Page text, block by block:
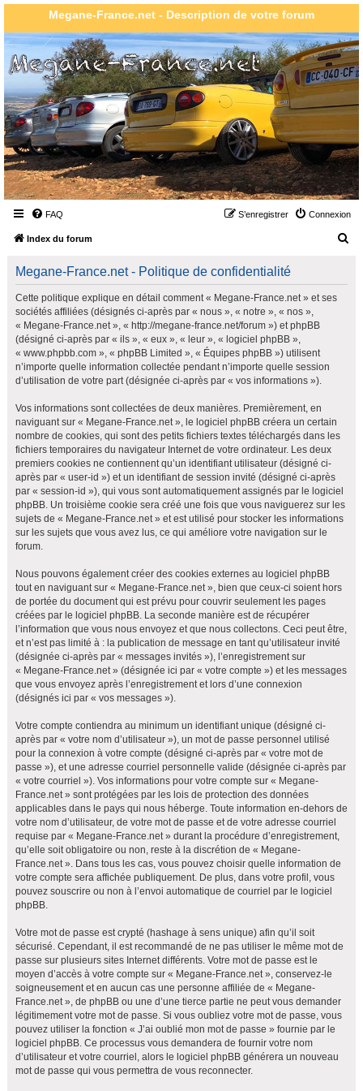
Megane-France.net - Description de votre forum
FAQ Connexion
S’enregistrer
Index du forum
Megane-France.net - Politique de confidentialité
Cette politique explique en détail comment « Megane-France.net » et ses
sociétés affiliées (désignés ci-après par « nous », « notre », « nos »,
« Megane-France.net », « http://megane-france.net/forum ») et phpBB
(désigné ci-après par « ils », « eux », « leur », « logiciel phpBB »,
« www.phpbb.com », « phpBB Limited », « Équipes phpBB ») utilisent
n’importe quelle information collectée pendant n’importe quelle session
d’utilisation de votre part (désignée ci-après par « vos informations »).
Vos informations sont collectées de deux manières. Premièrement, en
naviguant sur « Megane-France.net », le logiciel phpBB créera un certain
nombre de cookies, qui sont des petits fichiers textes téléchargés dans les
fichiers temporaires du navigateur Internet de votre ordinateur. Les deux
premiers cookies ne contiennent qu’un identifiant utilisateur (désigné ci-
après par « user-id ») et un identifiant de session invité (désigné ci-après
par « session-id »), qui vous sont automatiquement assignés par le logiciel
phpBB. Un troisième cookie sera créé une fois que vous naviguerez sur les
sujets de « Megane-France.net » et est utilisé pour stocker les informations
sur les sujets que vous avez lus, ce qui améliore votre navigation sur le
forum.
Nous pouvons également créer des cookies externes au logiciel phpBB
tout en naviguant sur « Megane-France.net », bien que ceux-ci soient hors
de portée du document qui est prévu pour couvrir seulement les pages
créées par le logiciel phpBB. La seconde manière est de récupérer
l’information que vous nous envoyez et que nous collectons. Ceci peut être,
et n’est pas limité à : la publication de message en tant qu’utilisateur invité
(désignée ci-après par « messages invités »), l’enregistrement sur
« Megane-France.net » (désignée ici par « votre compte ») et les messages
que vous envoyez après l’enregistrement et lors d’une connexion
(désignés ici par « vos messages »).
Votre compte contiendra au minimum un identifiant unique (désigné ci-
après par « votre nom d’utilisateur »), un mot de passe personnel utilisé
pour la connexion à votre compte (désigné ci-après par « votre mot de
passe »), et une adresse courriel personnelle valide (désignée ci-après par
« votre courriel »). Vos informations pour votre compte sur « Megane-
France.net » sont protégées par les lois de protection des données
applicables dans le pays qui nous héberge. Toute information en-dehors de
votre nom d’utilisateur, de votre mot de passe et de votre adresse courriel
requise par « Megane-France.net » durant la procédure d’enregistrement,
qu’elle soit obligatoire ou non, reste à la discrétion de « Megane-
France.net ». Dans tous les cas, vous pouvez choisir quelle information de
votre compte sera affichée publiquement. De plus, dans votre profil, vous
pouvez souscrire ou non à l’envoi automatique de courriel par le logiciel
phpBB.
Votre mot de passe est crypté (hashage à sens unique) afin qu’il soit
sécurisé. Cependant, il est recommandé de ne pas utiliser le même mot de
passe sur plusieurs sites Internet différents. Votre mot de passe est le
moyen d’accès à votre compte sur « Megane-France.net », conservez-le
soigneusement et en aucun cas une personne affiliée de « Megane-
France.net », de phpBB ou une d’une tierce partie ne peut vous demander
légitimement votre mot de passe. Si vous oubliez votre mot de passe, vous
pouvez utiliser la fonction « J’ai oublié mon mot de passe » fournie par le
logiciel phpBB. Ce processus vous demandera de fournir votre nom
d’utilisateur et votre courriel, alors le logiciel phpBB générera un nouveau
mot de passe qui vous permettra de vous reconnecter.